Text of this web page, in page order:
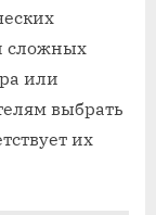
сложных
или
выбрать
их